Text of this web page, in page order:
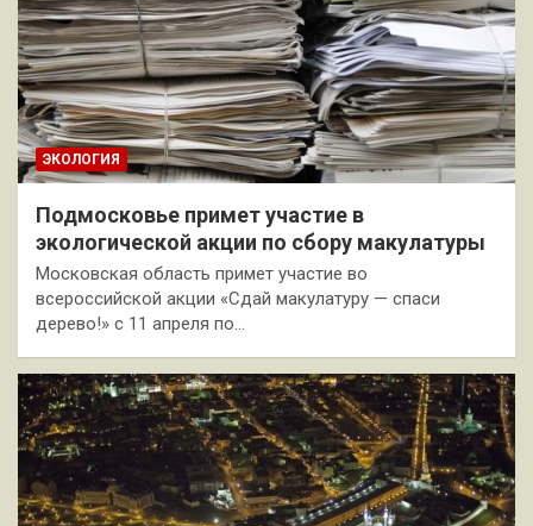
ЭКОЛОГИЯ
Подмосковье примет участие в
экологической акции по сбору макулатуры
Московская область примет участие во
всероссийской акции «Сдай макулатуру — спаси
дерево!» с 11 апреля по…